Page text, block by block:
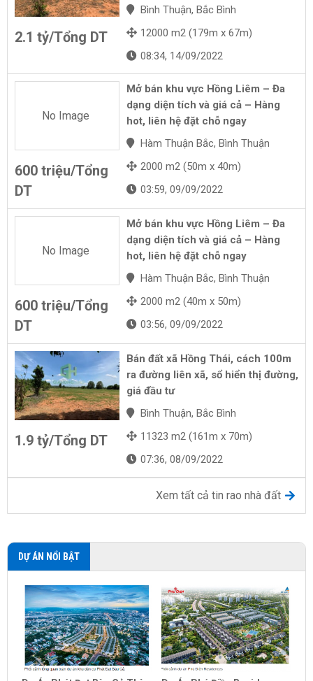
2.1 tỷ/Tổng DT
Bình Thuận, Bắc Bình
12000 m2 (179m x 67m)
08:34, 14/09/2022
No Image
600 triệu/Tổng
DT
Mở bán khu vực Hồng Liêm – Đa
dạng diện tích và giá cả – Hàng
hot, liên hệ đặt chỗ ngay
Hàm Thuận Bắc, Bình Thuận
2000 m2 (50m x 40m)
03:59, 09/09/2022
No Image
600 triệu/Tổng
DT
Mở bán khu vực Hồng Liêm – Đa
dạng diện tích và giá cả – Hàng
hot, liên hệ đặt chỗ ngay
Hàm Thuận Bắc, Bình Thuận
2000 m2 (40m x 50m)
03:56, 09/09/2022
1.9 tỷ/Tổng DT
Bán đất xã Hồng Thái, cách 100m
ra đường liên xã, sổ hiển thị đường,
giá đầu tư
Bình Thuận, Bắc Bình
11323 m2 (161m x 70m)
07:36, 08/09/2022
Xem tất cả tin rao nhà đất
DỰ ÁN NỔI BẬT